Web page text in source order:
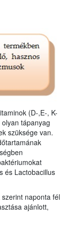
(D-,E-, K-
tápanyag
szüksége van.
és Lactobacillus
naponta fél
ajánlott,